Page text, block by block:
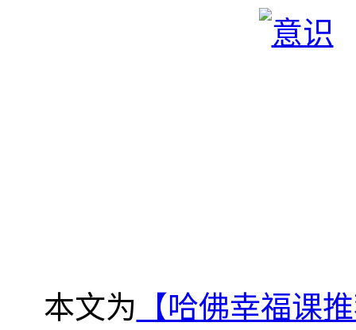
本文为 【哈佛幸福课